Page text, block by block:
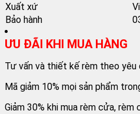
Xuất xứ
Bảo hành
ƯU ĐÃI KHI MUA HÀNG
Tư vấn và thiết kế rèm theo yêu
Mã giảm 10% mọi sản phẩm
Giảm 30% khi mua rèm cửa, rèm